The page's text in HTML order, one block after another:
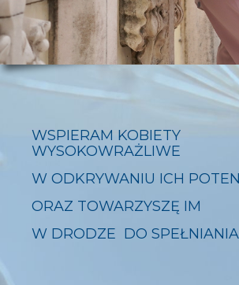
WSPIERAM KOBIETY
WYSOKOWRAŻLIWE
W ODKRYWANIU ICH
ORAZ TOWARZYSZĘ IM
W DRODZE DO